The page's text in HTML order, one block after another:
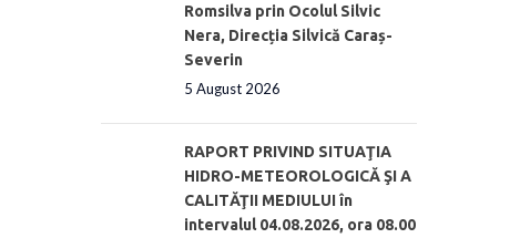
Romsilva prin Ocolul Silvic
Nera, Direcția Silvică Caraș-
Severin
5 August 2026
RAPORT PRIVIND SITUAŢIA
HIDRO-METEOROLOGICĂ ŞI A
CALITĂŢII MEDIULUI în
intervalul 04.08.2026, ora 08.00